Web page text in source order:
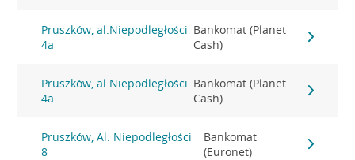
Pruszków, al.Niepodległości
4a
Bankomat (Planet
Cash)
Pruszków, al.Niepodległości
4a
Bankomat (Planet
Cash)
Pruszków, Al. Niepodległości
8
Bankomat
(Euronet)